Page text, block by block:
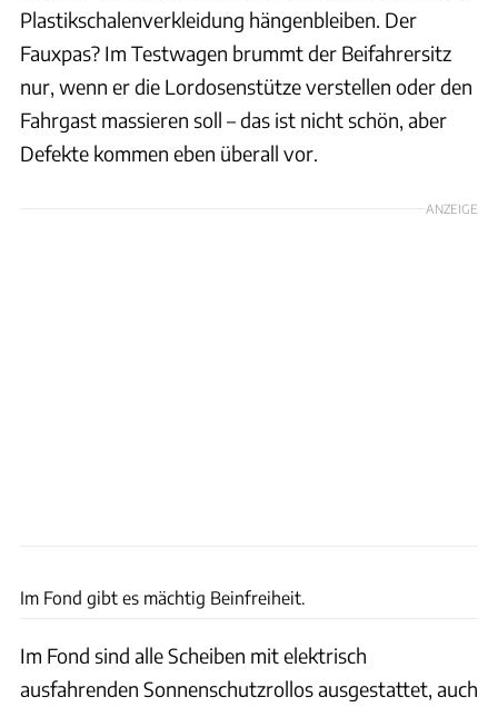
Plastikschalenverkleidung hängenbleiben. Der
Fauxpas? Im Testwagen brummt der Beifahrersitz
nur, wenn er die Lordosenstütze verstellen oder den
Fahrgast massieren soll – das ist nicht schön, aber
Defekte kommen eben überall vor.
ANZEIGE
Im Fond gibt es mächtig Beinfreiheit.
Im Fond sind alle Scheiben mit elektrisch
ausfahrenden Sonnenschutzrollos ausgestattet, auch